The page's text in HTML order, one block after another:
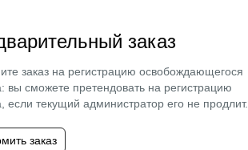
заказ
заказ на регистрацию освобождающегося
вы сможете претендовать на регистрацию
если текущий администратор его не продлит.
заказ